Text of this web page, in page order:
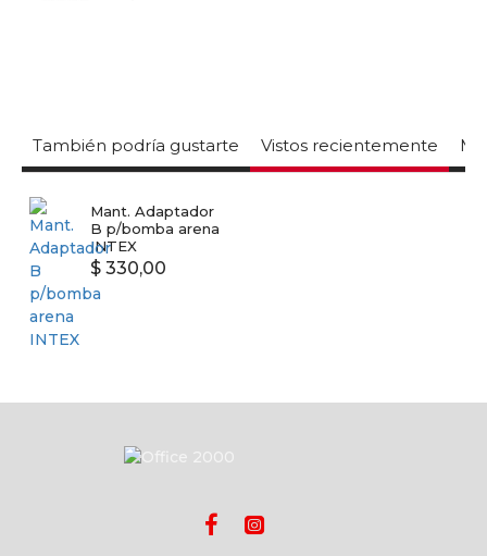
También podría gustarte Vistos recientemente
Mant. Adaptador
B p/bomba arena
INTEX
$ 330,00